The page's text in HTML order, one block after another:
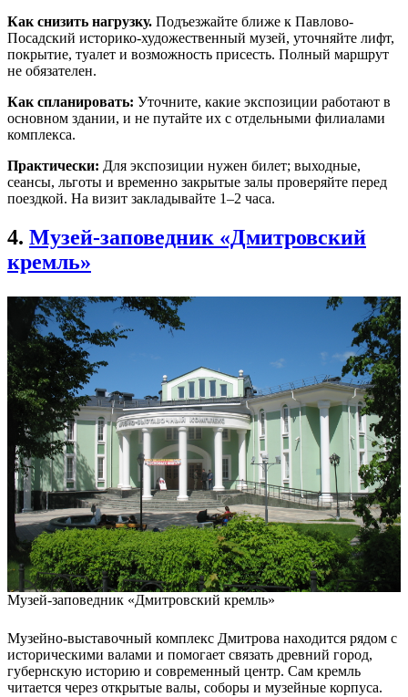
Как снизить нагрузку. Подъезжайте ближе к Павлово-
Посадский историко-художественный музей, уточняйте лифт,
покрытие, туалет и возможность присесть. Полный маршрут
не обязателен.
Как спланировать: Уточните, какие экспозиции работают в
основном здании, и не путайте их с отдельными филиалами
комплекса.
Практически: Для экспозиции нужен билет; выходные,
сеансы, льготы и временно закрытые залы проверяйте перед
поездкой. На визит закладывайте 1–2 часа.
4. Музей-заповедник «Дмитровский
кремль»
Музей-заповедник «Дмитровский кремль»
Музейно-выставочный комплекс Дмитрова находится рядом с
историческими валами и помогает связать древний город,
губернскую историю и современный центр. Сам кремль
читается через открытые валы, соборы и музейные корпуса.